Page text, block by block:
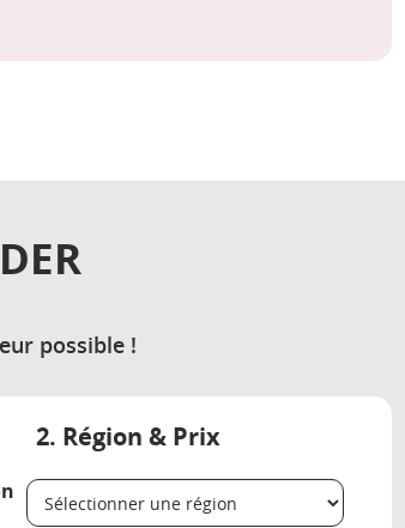
possible !
2. Région & Prix